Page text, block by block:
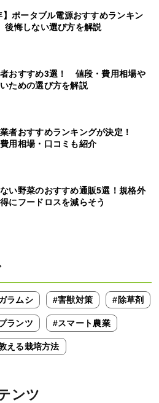
】ポータブル電源おすすめランキン
悔しない選び方を解説
おすすめ3選！ 値段・費用相場や
ための選び方を解説
者おすすめランキングが決定！
用相場・口コミも紹介
い野菜のおすすめ通販5選！規格外
にフードロスを減らそう
ラムシ #害獣対策 #除草剤
ランツ #スマート農業
える栽培方法
ンツ